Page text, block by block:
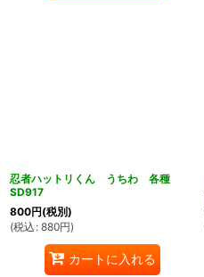
忍者ハットリくん うちわ 各種
SD917
800円(税別)
(税込 : 880円)
カートに入れる